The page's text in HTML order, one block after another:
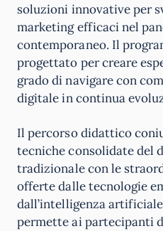
soluzioni innovative per
marketing efficaci nel
contemporaneo. Il
progettato per creare
grado di navigare con
digitale in continua
Il percorso didattico
tecniche consolidate del
tradizionale con le
offerte dalle tecnologie
dall’intelligenza
permette ai partecipanti